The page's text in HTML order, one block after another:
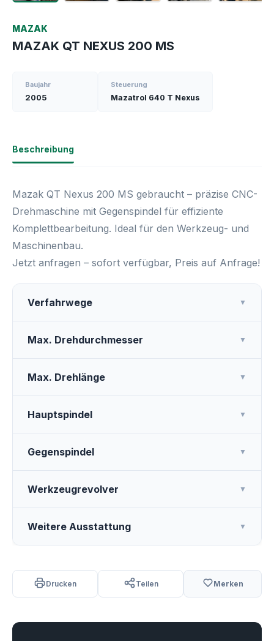
MAZAK
MAZAK QT NEXUS 200 MS
Baujahr
2005
Steuerung
Mazatrol 640 T Nexus
Beschreibung
Mazak QT Nexus 200 MS gebraucht – präzise CNC-
Drehmaschine mit Gegenspindel für effiziente
Komplettbearbeitung. Ideal für den Werkzeug- und
Maschinenbau.
Jetzt anfragen – sofort verfügbar, Preis auf Anfrage!
Verfahrwege ▼
Max. Drehdurchmesser ▼
Max. Drehlänge ▼
Hauptspindel ▼
Gegenspindel ▼
Werkzeugrevolver ▼
Weitere Ausstattung ▼
Drucken Teilen Merken